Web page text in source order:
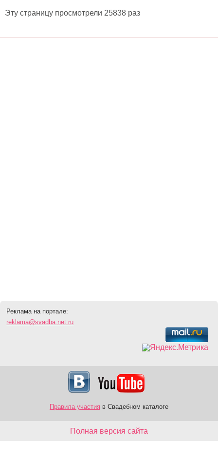
Эту страницу просмотрели 25838 раз
Реклама на портале:
reklama@svadba.net.ru
Правила участия в Свадебном каталоге
Полная версия сайта